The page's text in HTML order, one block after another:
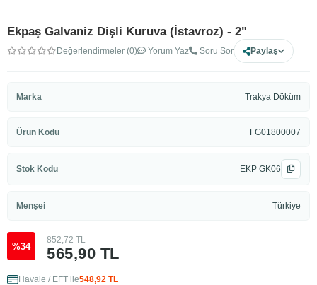
Ekpaş Galvaniz Dişli Kuruva (İstavroz) - 2"
Değerlendirmeler (0) Yorum Yaz Soru Sor Paylaş
Marka Trakya Döküm
Ürün Kodu FG01800007
Stok Kodu EKP GK06
Menşei Türkiye
%34 565,90 TL
852,72 TL
Havale / EFT ile548,92 TL